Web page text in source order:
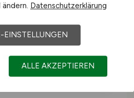
41.079 €/Jahr
€/Jahr
Datenschutzerklärung
EINSTELLUNGEN
ALLE AKZEPTIEREN